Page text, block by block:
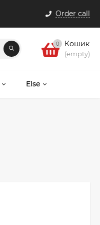
Order call
0 Кошик
(empty)
Else